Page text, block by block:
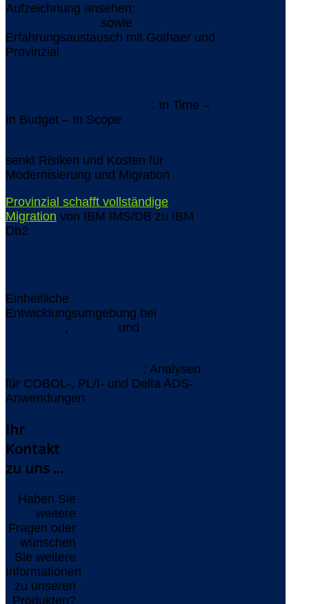
Aufzeichnung ansehen:
sowie
Erfahrungsaustausch mit Gothaer und
Provinzial
: In Time –
In Budget – In Scope
senkt Risiken und Kosten für
Modernisierung und Migration
Provinzial schafft vollständige
Migration von IBM IMS/DB zu IBM
Db2
Einheitliche
Entwicklungsumgebung bei
, und
: Analysen
für COBOL-, PL/I- und Delta ADS-
Anwendungen
Ihr
Kontakt
zu uns ...
Haben Sie
weitere
Fragen oder
wünschen
Sie weitere
Informationen
zu unseren
Produkten?